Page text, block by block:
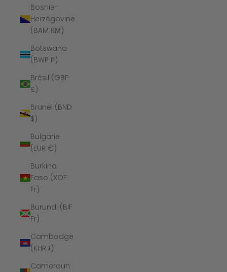
Bosnie-
Herzégovine
(BAM КМ)
Botswana
(BWP P)
Brésil (GBP
£)
Brunei (BND
$)
Bulgarie
(EUR €)
Burkina
Faso (XOF
Fr)
Burundi (BIF
Fr)
Cambodge
(KHR ៛)
Cameroun